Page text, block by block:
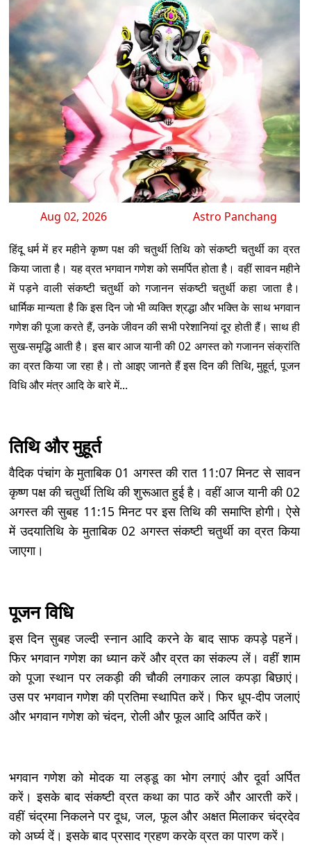
Aug 02, 2026 Astro Panchang
हिंदू धर्म में हर महीने कृष्ण पक्ष की चतुर्थी तिथि को संकष्टी चतुर्थी का व्रत
किया जाता है। यह व्रत भगवान गणेश को समर्पित होता है। वहीं सावन महीने
में पड़ने वाली संकष्टी चतुर्थी को गजानन संकष्टी चतुर्थी कहा जाता है।
धार्मिक मान्यता है कि इस दिन जो भी व्यक्ति श्रद्धा और भक्ति के साथ भगवान
गणेश की पूजा करते हैं, उनके जीवन की सभी परेशानियां दूर होती हैं। साथ ही
सुख-समृद्धि आती है। इस बार आज यानी की 02 अगस्त को गजानन संक्रांति
का व्रत किया जा रहा है। तो आइए जानते हैं इस दिन की तिथि, मुहूर्त, पूजन
विधि और मंत्र आदि के बारे में...
तिथि और मुहूर्त
वैदिक पंचांग के मुताबिक 01 अगस्त की रात 11:07 मिनट से सावन
कृष्ण पक्ष की चतुर्थी तिथि की शुरूआत हुई है। वहीं आज यानी की 02
अगस्त की सुबह 11:15 मिनट पर इस तिथि की समाप्ति होगी। ऐसे
में उदयातिथि के मुताबिक 02 अगस्त संकष्टी चतुर्थी का व्रत किया
जाएगा।
पूजन विधि
इस दिन सुबह जल्दी स्नान आदि करने के बाद साफ कपड़े पहनें।
फिर भगवान गणेश का ध्यान करें और व्रत का संकल्प लें। वहीं शाम
को पूजा स्थान पर लकड़ी की चौकी लगाकर लाल कपड़ा बिछाएं।
उस पर भगवान गणेश की प्रतिमा स्थापित करें। फिर धूप-दीप जलाएं
और भगवान गणेश को चंदन, रोली और फूल आदि अर्पित करें।
भगवान गणेश को मोदक या लड्डू का भोग लगाएं और दूर्वा अर्पित
करें। इसके बाद संकष्टी व्रत कथा का पाठ करें और आरती करें।
वहीं चंद्रमा निकलने पर दूध, जल, फूल और अक्षत मिलाकर चंद्रदेव
को अर्घ्य दें। इसके बाद प्रसाद ग्रहण करके व्रत का पारण करें।